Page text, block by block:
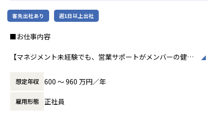
までリードできる
衝／体制設計支援／リスク・課題管理など）
に軸足を置いたリーダーポジション
ミガロホールディングスの一員としてIT部門をけん引してい
・FW／UTM、WAF、IDS／IPS、EDR、SWG／CASB、SASE
等の設計・導入
・セグメンテーション、アクセス制御、認証強化を含む内
部・外部対策の実装
・脆弱性管理、パッチ管理、ログ活用に関する運用設計
・セキュリティ施策の標準化、運用改善の推進
現在アヴァントは、事業・組織の双方を次の成長ステージへ
客先出社あり 週1日以上出社
■お仕事内容
【マネジメント未経験でも、営業サポートがメンバーの健康
や折衝等の上流工程に携わる事が可能】
■職務内容
エンドユーザー・SIerとの直取引により、サーバー、ネット
想定年収 600 〜 960 万円／年
雇用形態 正社員